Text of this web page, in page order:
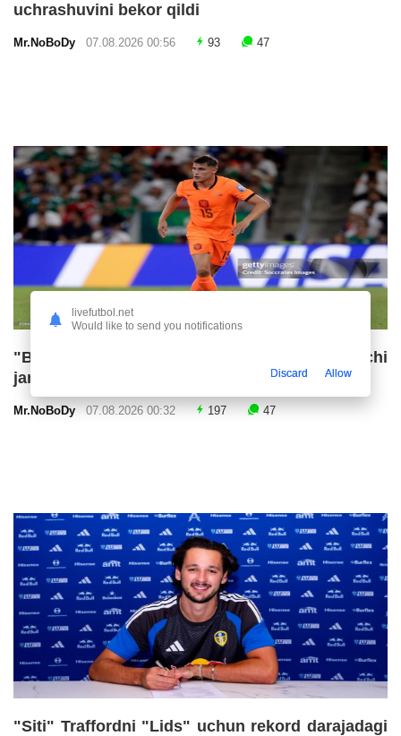
uchrashuvini bekor qildi
Mr.NoBoDy 07.08.2026 00:56 93 47
"Barselona" va "Liverpul" qiziqqan futbolchi
jamoasi bilan shartnomani uzaytiradi
Mr.NoBoDy 07.08.2026 00:32 197 47
"Siti" Traffordni "Lids" uchun rekord darajadagi
livefutbol.net
Would like to send you notifications
Discard Allow